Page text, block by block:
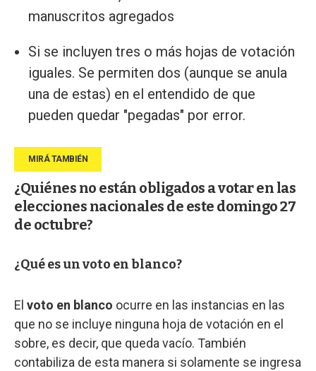
manuscritos agregados
Si se incluyen tres o más hojas de votación
iguales. Se permiten dos (aunque se anula
una de estas) en el entendido de que
pueden quedar "pegadas" por error.
¿Quiénes no están obligados a votar en las
elecciones nacionales de este domingo 27
de octubre?
¿Qué es un voto en blanco?
El voto en blanco ocurre en las instancias en las
que no se incluye ninguna hoja de votación en el
sobre, es decir, que queda vacío. También
contabiliza de esta manera si solamente se ingresa